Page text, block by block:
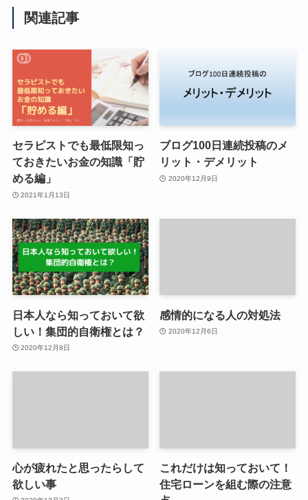
関連記事
セラピストでも最低限知っ
ておきたいお金の知識「貯
める編」
2021年1月13日
ブログ100日連続投稿のメ
リット・デメリット
2020年12月9日
日本人なら知っておいて欲
しい！集団的自衛権とは？
2020年12月8日
感情的になる人の対処法
2020年12月6日
心が疲れたと思ったらして
欲しい事
これだけは知っておいて！
住宅ローンを組む際の注意